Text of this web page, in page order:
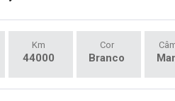
Km
44000
Cor
Branco